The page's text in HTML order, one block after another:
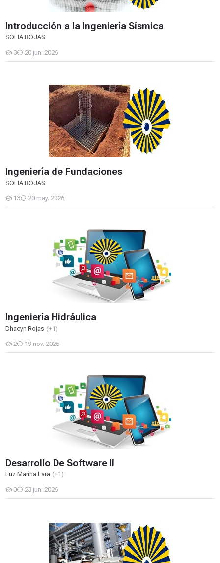
Introducción a la Ingeniería Sísmica
SOFIA ROJAS
3
Estudiantes
20 jun. 2026
Ingeniería de Fundaciones
SOFIA ROJAS
13
Estudiantes
20 may. 2026
Ingeniería de Fundaciones
Ingeniería Hidráulica
Dhacyn Rojas (+1)
2
Estudiantes
19 nov. 2025
Desarrollo De Software II
Luz Marina Lara (+1)
0
Estudiantes
23 jun. 2026
Desarrollo De Software II
Gerencia de Mantenimiento